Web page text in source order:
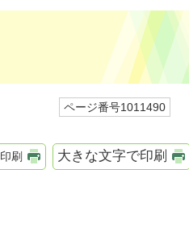
ページ番号1011490
印刷 大きな文字で印刷